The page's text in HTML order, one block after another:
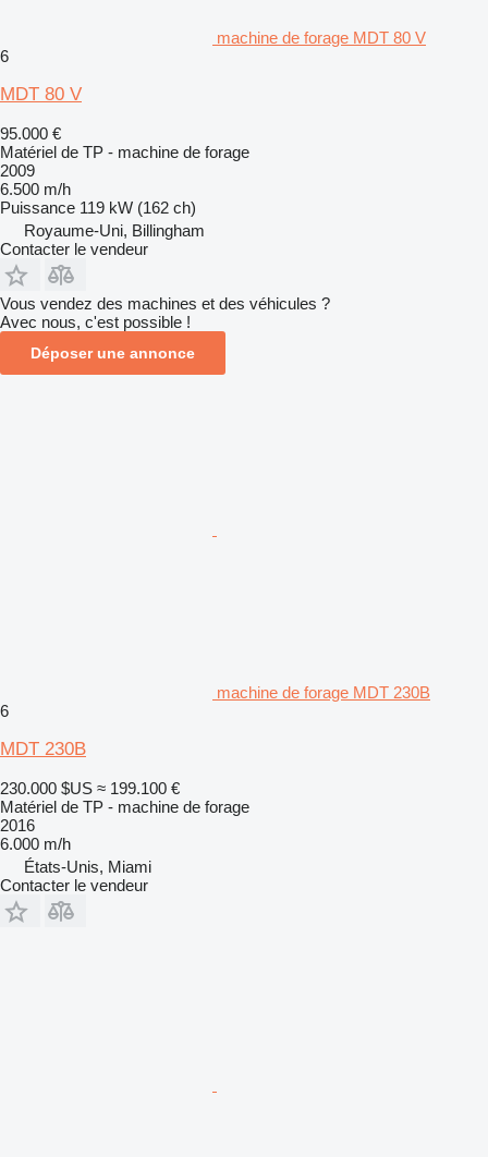
machine de forage MDT 80 V
6
MDT 80 V
95.000 €
Matériel de TP - machine de forage
2009
6.500 m/h
Puissance 119 kW (162 ch)
Royaume-Uni, Billingham
Contacter le vendeur
Vous vendez des machines et des véhicules ?
Avec nous, c'est possible !
Déposer une annonce
machine de forage MDT 230B
6
MDT 230B
230.000 $US ≈ 199.100 €
Matériel de TP - machine de forage
2016
6.000 m/h
États-Unis, Miami
Contacter le vendeur